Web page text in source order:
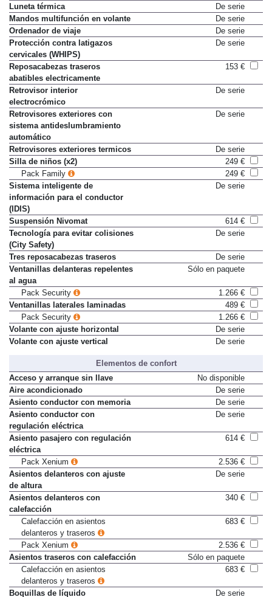
Luneta térmica
De serie
Mandos multifunción en volante
De serie
Ordenador de viaje
De serie
Protección contra latigazos
cervicales (WHIPS)
De serie
Reposacabezas traseros
abatibles electricamente
153 €
Retrovisor interior
electrocrómico
De serie
Retrovisores exteriores con
sistema antideslumbramiento
automático
De serie
Retrovisores exteriores termicos
De serie
Silla de niños (x2)
249 €
Pack Family
249 €
Sistema inteligente de
información para el conductor
(IDIS)
De serie
Suspensión Nivomat
614 €
Tecnología para evitar colisiones
(City Safety)
De serie
Tres reposacabezas traseros
De serie
Ventanillas delanteras repelentes
al agua
Sólo en paquete
Pack Security
1.266 €
Ventanillas laterales laminadas
489 €
Pack Security
1.266 €
Volante con ajuste horizontal
De serie
Volante con ajuste vertical
De serie
Elementos de confort
Acceso y arranque sin llave
No disponible
Aire acondicionado
De serie
Asiento conductor con memoria
De serie
Asiento conductor con
regulación eléctrica
De serie
Asiento pasajero con regulación
eléctrica
614 €
Pack Xenium
2.536 €
Asientos delanteros con ajuste
de altura
De serie
Asientos delanteros con
calefacción
340 €
Calefacción en asientos
delanteros y traseros
683 €
Pack Xenium
2.536 €
Asientos traseros con calefacción
Sólo en paquete
Calefacción en asientos
delanteros y traseros
683 €
Boquillas de líquido De serie